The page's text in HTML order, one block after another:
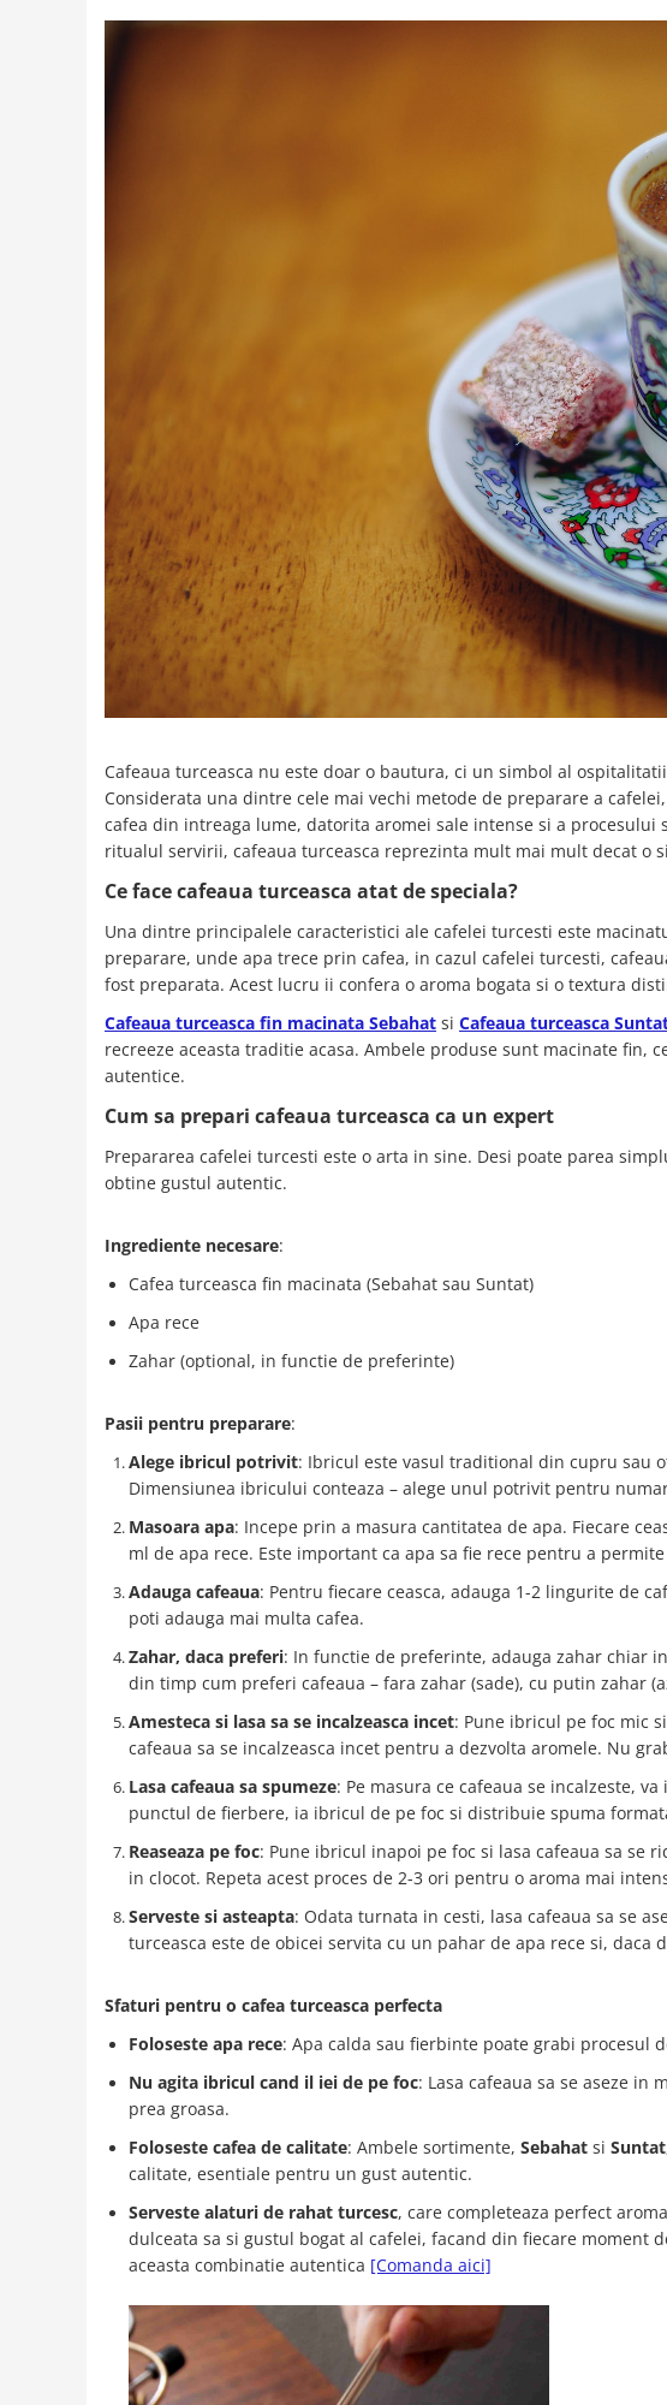
Cafeaua turceasca nu este doar o bautura, ci un simbol al
Considerata una dintre cele mai vechi metode de preparare a
cafea din intreaga lume, datorita aromei sale intense si a
ritualul servirii, cafeaua turceasca reprezinta mult mai mult decat o
Ce face cafeaua turceasca atat de speciala?
Una dintre principalele caracteristici ale cafelei turcesti este
preparare, unde apa trece prin cafea, in cazul cafelei turcesti,
fost preparata. Acest lucru ii confera o aroma bogata si o textura
Cafeaua turceasca fin macinata Sebahat si Cafeaua turceasca
recreeze aceasta traditie acasa. Ambele produse sunt macinate fin,
autentice.
Cum sa prepari cafeaua turceasca ca un expert
Prepararea cafelei turcesti este o arta in sine. Desi poate parea
obtine gustul autentic.
Ingrediente necesare:
Cafea turceasca fin macinata (Sebahat sau Suntat)
Apa rece
Zahar (optional, in functie de preferinte)
Pasii pentru preparare:
Alege ibricul potrivit: Ibricul este vasul traditional din cupru sau
Dimensiunea ibricului conteaza – alege unul potrivit pentru
Masoara apa: Incepe prin a masura cantitatea de apa. Fiecare
ml de apa rece. Este important ca apa sa fie rece pentru a
Adauga cafeaua: Pentru fiecare ceasca, adauga 1-2 lingurite de
poti adauga mai multa cafea.
Zahar, daca preferi: In functie de preferinte, adauga zahar chiar
din timp cum preferi cafeaua – fara zahar (sade), cu putin zahar
Amesteca si lasa sa se incalzeasca incet: Pune ibricul pe foc mic
cafeaua sa se incalzeasca incet pentru a dezvolta aromele. Nu
Lasa cafeaua sa spumeze: Pe masura ce cafeaua se incalzeste,
punctul de fierbere, ia ibricul de pe foc si distribuie spuma
Reaseaza pe foc: Pune ibricul inapoi pe foc si lasa cafeaua sa se
in clocot. Repeta acest proces de 2-3 ori pentru o aroma mai
Serveste si asteapta: Odata turnata in cesti, lasa cafeaua sa se
turceasca este de obicei servita cu un pahar de apa rece si,
Sfaturi pentru o cafea turceasca perfecta
Foloseste apa rece: Apa calda sau fierbinte poate grabi procesul
Nu agita ibricul cand il iei de pe foc: Lasa cafeaua sa se aseze
prea groasa.
Foloseste cafea de calitate: Ambele sortimente, Sebahat si Suntat
calitate, esentiale pentru un gust autentic.
Serveste alaturi de rahat turcesc, care completeaza perfect
dulceata sa si gustul bogat al cafelei, facand din fiecare moment
aceasta combinatie autentica [Comanda aici]